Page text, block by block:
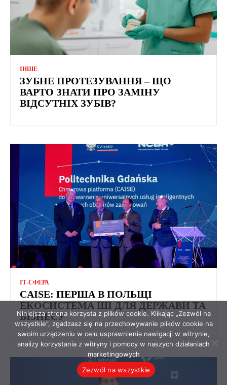
ІНШЕ
ЗУБНЕ ПРОТЕЗУВАННЯ – ЩО
ВАРТО ЗНАТИ ПРО ЗАМІНУ
ВІДСУТНІХ ЗУБІВ?
ІТ-СФЕРА
CAISE: ПЕРША В ПОЛЬЩІ
ЕКОСИСТЕМА ШІ ДЛЯ ДЕРЖАВИ ТА
БІЗНЕСУ
Niniejsza strona korzysta z plików cookie. Klikając „Zezwól na
wszystkie”, zgadzasz się na przechowywanie plików cookie na
swoim urządzeniu w celu usprawnienia nawigacji w witrynie,
analizy korzystania z witryny i pomocy w naszych działaniach
marketingowych
Zezwól na wszystkie